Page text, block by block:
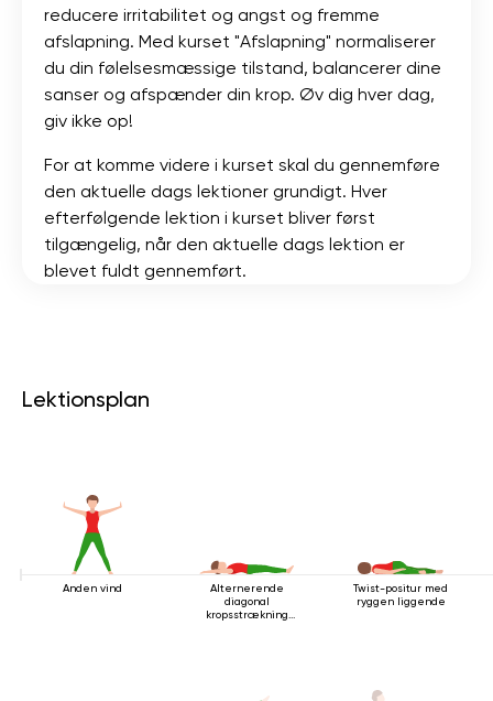
reducere irritabilitet og angst og fremme
afslapning. Med kurset "Afslapning" normaliserer
du din følelsesmæssige tilstand, balancerer dine
sanser og afspænder din krop. Øv dig hver dag,
giv ikke op!
For at komme videre i kurset skal du gennemføre
den aktuelle dags lektioner grundigt. Hver
efterfølgende lektion i kurset bliver først
tilgængelig, når den aktuelle dags lektion er
blevet fuldt gennemført.
Lektionsplan
Anden vind
Alternerende
diagonal
kropsstrækning
Twist-positur med
ryggen liggende